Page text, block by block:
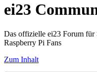
ei23
Das offizielle ei23 Forum für
Raspberry Pi Fans
Zum Inhalt